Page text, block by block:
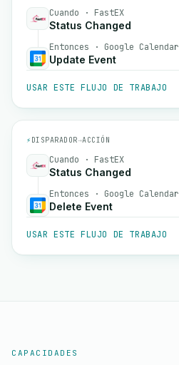
Cuando · FastEX
Status Changed
Entonces · Google Calendar
Update Event
USAR ESTE FLUJO DE TRABAJO
⚡ DISPARADOR→ACCIÓN
Cuando · FastEX
Status Changed
Entonces · Google Calendar
Delete Event
USAR ESTE FLUJO DE TRABAJO
CAPACIDADES